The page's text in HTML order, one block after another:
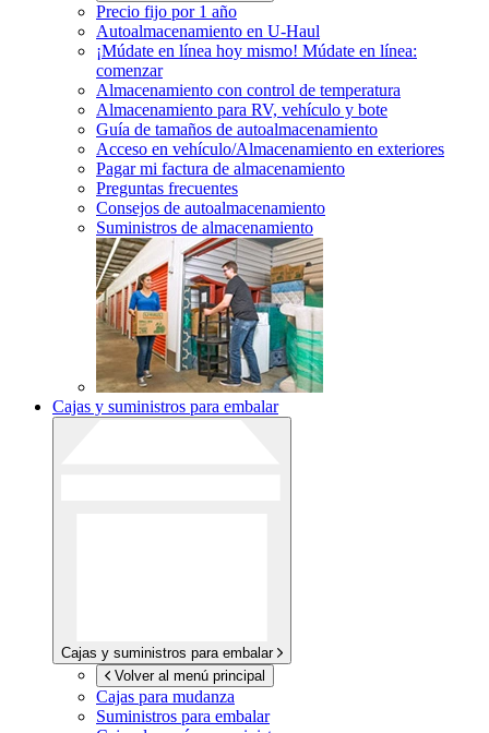
Precio fijo por 1 año
Autoalmacenamiento en U-Haul
¡Múdate en línea hoy mismo! Múdate en línea:
comenzar
Almacenamiento con control de temperatura
Almacenamiento para RV, vehículo y bote
Guía de tamaños de autoalmacenamiento
Acceso en vehículo/Almacenamiento en exteriores
Pagar mi factura de almacenamiento
Preguntas frecuentes
Consejos de autoalmacenamiento
Suministros de almacenamiento
Cajas y suministros para embalar
Cajas y suministros para embalar
Volver al menú principal
Cajas para mudanza
Suministros para embalar